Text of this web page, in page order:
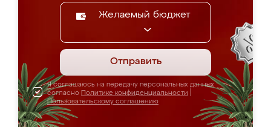
Желаемый бюджет
Отправить
Я соглашаюсь на передачу персональных данных
согласно Политике конфиденциальности
Пользовательскому соглашению